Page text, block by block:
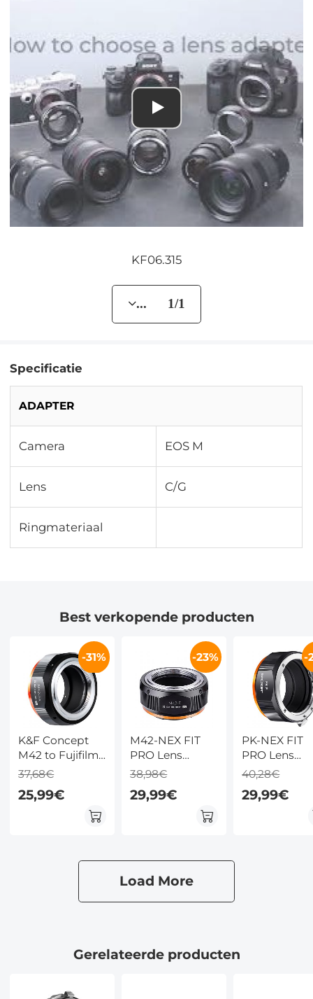
KF06.315
... 1/1
Specificatie
ADAPTER
Camera EOS M
Lens C/G
Ringmateriaal
Best verkopende producten
-31%
K&F Concept
M42 to Fujifilm
X Mount
Adapter
37,68€
25,99€
-23%
M42-NEX FIT
PRO Lens
Adapter –
Handmatige
Focus voor M42
DSLR Lenzen
38,98€
29,99€
-
PK-NEX FIT
PRO Lens
Adapter
Handmatige
Focus
40,28€
29,99€
Load More
Gerelateerde producten